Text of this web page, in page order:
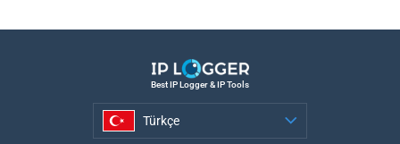
Best IP Logger & IP Tools
Türkçe